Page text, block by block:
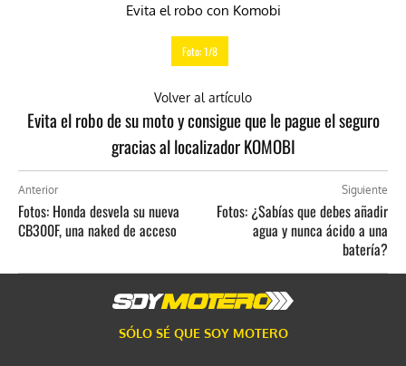
Evita el robo con Komobi
Foto: 1/8
Volver al artículo
Evita el robo de su moto y consigue que le pague el seguro
gracias al localizador KOMOBI
Anterior
Fotos: Honda desvela su nueva
CB300F, una naked de acceso
Siguiente
Fotos: ¿Sabías que debes añadir
agua y nunca ácido a una
batería?
SÓLO SÉ QUE SOY MOTERO